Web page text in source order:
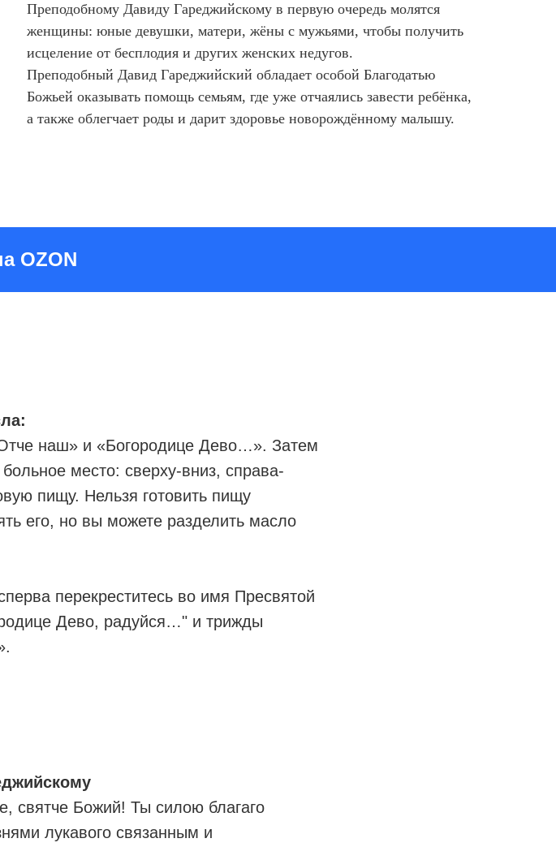
Преподобному Давиду Гареджийскому в первую очередь молятся
женщины: юные девушки, матери, жёны с мужьями, чтобы получить
исцеление от бесплодия и других женских недугов.
Преподобный Давид Гареджийский обладает особой Благодатью
Божьей оказывать помощь семьям, где уже отчаялись завести ребёнка,
а также облегчает роды и дарит здоровье новорождённому малышу.
OZON
наш» и «Богородице Дево…». Затем
место: сверху-вниз, справа-
пищу. Нельзя готовить пищу
его, но вы можете разделить масло
перекреститесь во имя Пресвятой
Дево, радуйся…" и трижды
святче Божий! Ты силою благаго
лукавого связанным и